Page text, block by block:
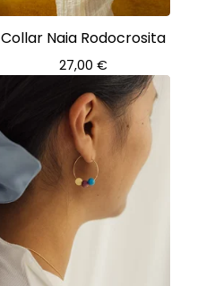
Collar Naia Rodocrosita
27,00 €